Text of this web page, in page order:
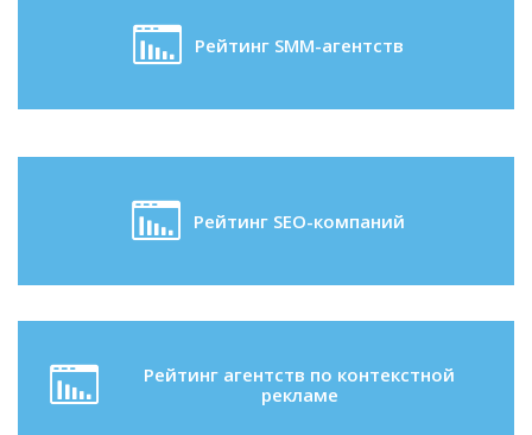
Рейтинг SMM-агентств
Рейтинг SEO-компаний
Рейтинг агентств по контекстной
рекламе